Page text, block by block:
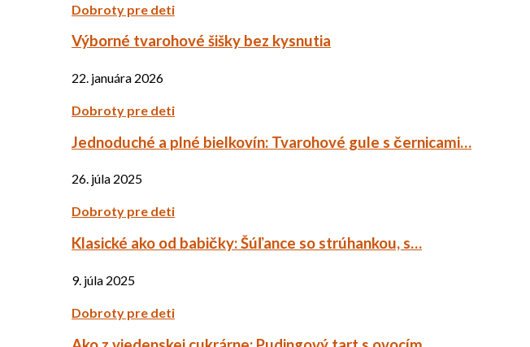
Dobroty pre deti
Výborné tvarohové šišky bez kysnutia
22. januára 2026
Dobroty pre deti
Jednoduché a plné bielkovín: Tvarohové gule s černicami…
26. júla 2025
Dobroty pre deti
Klasické ako od babičky: Šúľance so strúhankou, s…
9. júla 2025
Dobroty pre deti